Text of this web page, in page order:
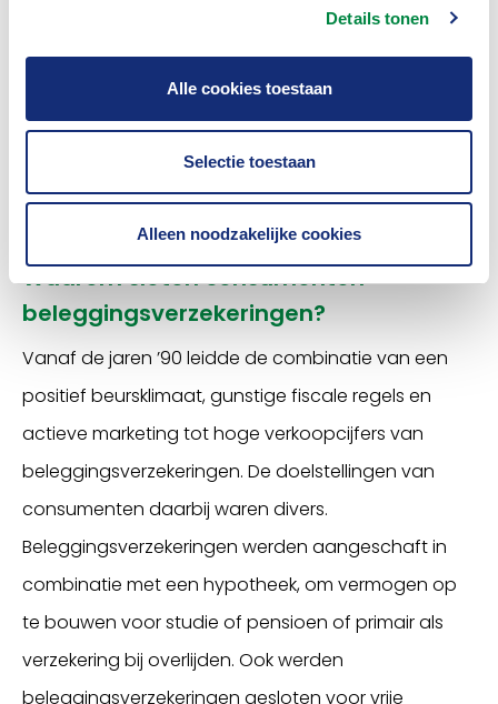
Details tonen
Alle cookies toestaan
Selectie toestaan
Alleen noodzakelijke cookies
de achterblijvende partner op die manier financieel
eenvoudiger om in de woning te blijven wonen.
Waarom sloten consumenten
beleggingsverzekeringen?
Vanaf de jaren ’90 leidde de combinatie van een
positief beursklimaat, gunstige fiscale regels en
actieve marketing tot hoge verkoopcijfers van
beleggingsverzekeringen. De doelstellingen van
consumenten daarbij waren divers.
Beleggingsverzekeringen werden aangeschaft in
combinatie met een hypotheek, om vermogen op
te bouwen voor studie of pensioen of primair als
verzekering bij overlijden. Ook werden
beleggingsverzekeringen gesloten voor vrije